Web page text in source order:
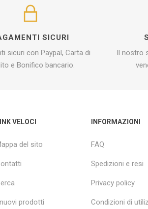
SICURI
sicuri con Paypal, Carta di
e Bonifico bancario.
Il nostro
VELOCI
del sito
prodotti
INFORMAZIONI
FAQ
Spedizioni e resi
Privacy policy
Condizioni di